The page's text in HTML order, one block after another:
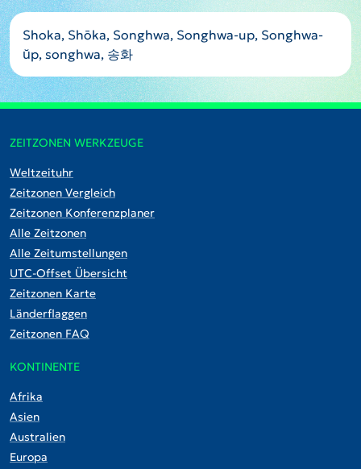
Shoka, Shōka, Songhwa, Songhwa-up, Songhwa-
ŭp, songhwa, 송화
ZEITZONEN WERKZEUGE
Weltzeituhr
Zeitzonen Vergleich
Zeitzonen Konferenzplaner
Alle Zeitzonen
Alle Zeitumstellungen
UTC-Offset Übersicht
Zeitzonen Karte
Länderflaggen
Zeitzonen FAQ
KONTINENTE
Afrika
Asien
Australien
Europa